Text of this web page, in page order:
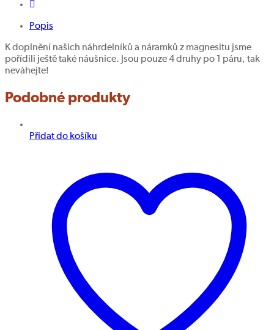
Popis
K doplnění našich náhrdelníků a náramků z magnesitu jsme
pořídili ještě také náušnice. Jsou pouze 4 druhy po 1 páru, tak
neváhejte!
Podobné produkty
Přidat do košíku